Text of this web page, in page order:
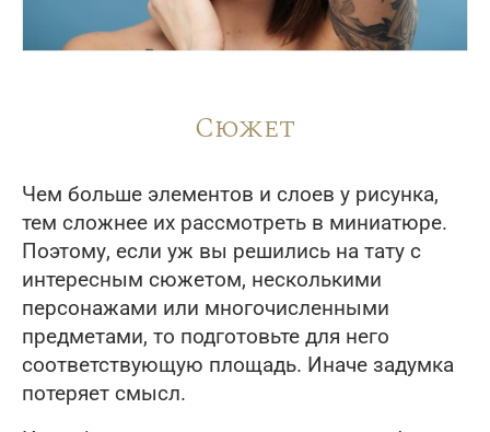
Сюжет
Чем больше элементов и слоев у рисунка,
тем сложнее их рассмотреть в миниатюре.
Поэтому, если уж вы решились на тату с
интересным сюжетом, несколькими
персонажами или многочисленными
предметами, то подготовьте для него
соответствующую площадь. Иначе задумка
потеряет смысл.